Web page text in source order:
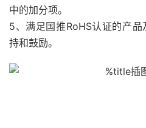
中的加分项。
5、满足国推RoHS认证的产
持和鼓励。